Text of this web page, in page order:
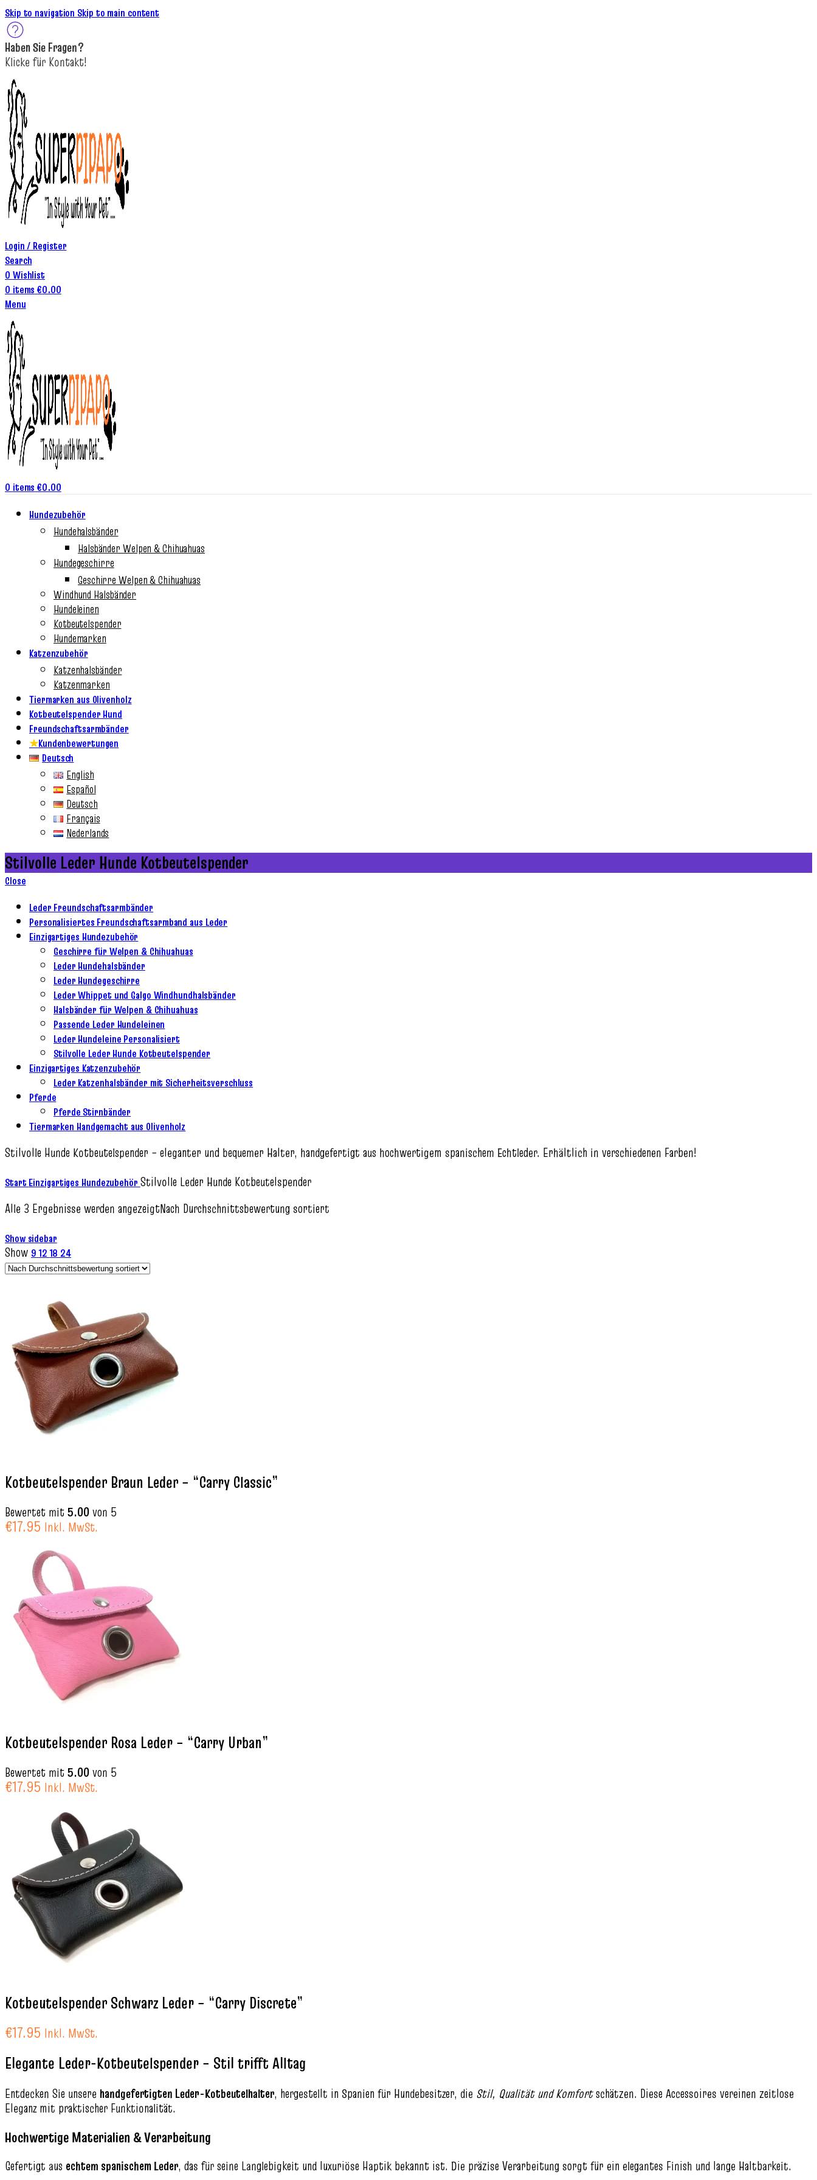
Skip to navigation Skip to main content
Haben SieFragen?
Klicke für Kontakt!
Login / Register
Search
0 Wishlist
0 items €0.00
Menu
0 items €0.00
Hundezubehör
Hundehalsbänder
Halsbänder Welpen & Chihuahuas
Hundegeschirre
Geschirre Welpen & Chihuahuas
Windhund Halsbänder
Hundeleinen
Kotbeutelspender
Hundemarken
Katzenzubehör
Katzenhalsbänder
Katzenmarken
Tiermarken aus Olivenholz
Kotbeutelspender Hund
Freundschaftsarmbänder
★Kundenbewertungen
Deutsch
English
Español
Deutsch
Français
Nederlands
Stilvolle Leder Hunde Kotbeutelspender
Close
Leder Freundschaftsarmbänder
Personalisiertes Freundschaftsarmband aus Leder
Einzigartiges Hundezubehör
Geschirre für Welpen & Chihuahuas
Leder Hundehalsbänder
Leder Hundegeschirre
Leder Whippet und Galgo Windhundhalsbänder
Halsbänder für Welpen & Chihuahuas
Passende Leder Hundeleinen
Leder Hundeleine Personalisiert
Stilvolle Leder Hunde Kotbeutelspender
Einzigartiges Katzenzubehör
Leder Katzenhalsbänder mit Sicherheitsverschluss
Pferde
Pferde Stirnbänder
Tiermarken Handgemacht aus Olivenholz
Stilvolle Hunde Kotbeutelspender – eleganter und bequemer Halter, handgefertigt aus hochwertigem spanischem Echtleder. Erhältlich in verschiedenen Farben!
Start Einzigartiges Hundezubehör Stilvolle Leder Hunde Kotbeutelspender
Alle 3 Ergebnisse werden angezeigtNach Durchschnittsbewertung sortiert
Show sidebar
Show 91218 24
Kotbeutelspender Braun Leder – “Carry Classic”
Bewertet mit5.00von 5
€17.95 Inkl. MwSt.
Kotbeutelspender Rosa Leder – “Carry Urban”
Bewertet mit5.00von 5
€17.95 Inkl. MwSt.
Kotbeutelspender Schwarz Leder – “Carry Discrete”
€17.95 Inkl. MwSt.
Elegante Leder-Kotbeutelspender – Stil trifft Alltag
Entdecken Sie unsere handgefertigten Leder-Kotbeutelhalter, hergestellt in Spanien für Hundebesitzer, die Stil, Qualität und Komfortschätzen. Diese Accessoires vereinen zeitlose
Eleganz mit praktischer Funktionalität.
Hochwertige Materialien & Verarbeitung
Gefertigt aus echtem spanischem Leder, das für seine Langlebigkeit und luxuriöse Haptik bekannt ist. Die präzise Verarbeitung sorgt für ein elegantes Finish und lange Haltbarkeit.